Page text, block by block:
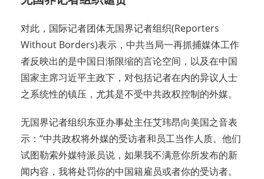
对此，国际记者团体无国界记者组织(Reporters
Without Borders)表示，中共当局一再抓捕媒体工作
者反映出的是中国日渐限缩的言论空间，以及在中国
国家主席习近平主政下，对包括记者在内的异议人士
之系统性的镇压，尤其是不受中共政权控制的外媒。
无国界记者组织东亚办事处主任艾玮昂向美国之音表
示：“中共政权将外媒的受访者和员工当作人质。他们
试图勒索外媒特派员说，如果我不满意你所发布的新
闻内容，我将处罚你的中国籍雇员或者你的受访者。